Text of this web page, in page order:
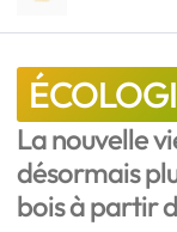
La nouvelle
désormais
bois à partir